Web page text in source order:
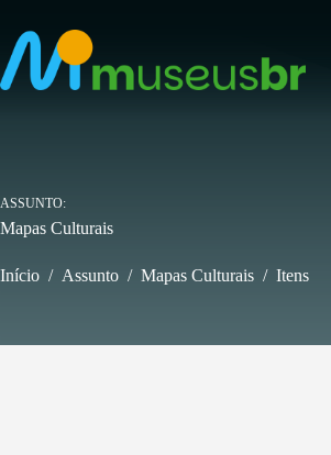
para
conteúdo
ASSUNTO
Mapas Culturais
Início / Assunto / Mapas Culturais / Itens